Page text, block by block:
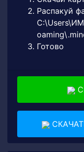
Распакуй
Готово